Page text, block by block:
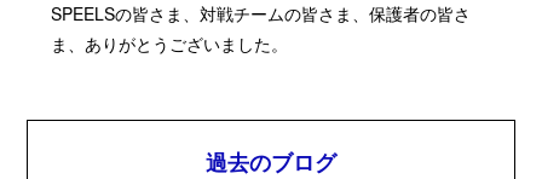
SPEELSの皆さま、対戦チームの皆さま、保護者の皆さ
ま、ありがとうございました。
過去のブログ